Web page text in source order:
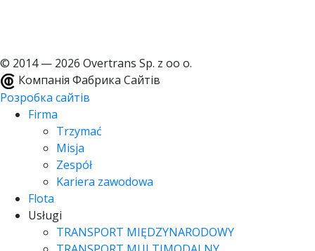
© 2014 — 2026 Overtrans Sp. z oo o.
Компанія Фабрика Сайтів
Розробка сайтів
Firma
Trzymać
Misja
Zespół
Kariera zawodowa
Flota
Usługi
TRANSPORT MIĘDZYNARODOWY